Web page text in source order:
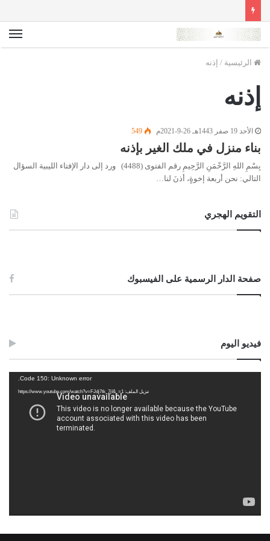
الرئيسية / إذنه
إذنه
الأحد 19 صفر 1443هـ 26-9-2021م 549
بناء منزل في ملك الغير بإذنه
بِسْمِ اللهِ الرَّحْمَنِ الرَّحِيمِ رقم الفتوى (4488) ورد إلى دار الإفتاء الليبية السؤال
التالي: نحن أربعة إخوةٍ، أذنَ لنا…
التقويم الهجري
صفحة الدار الرسمية على الفيسبوك
فيديو اليوم
Code 150: Unknown error.
تنزيل الملف: https://www.youtube.com/watch?v=FJdj7tk_7jI&_=1